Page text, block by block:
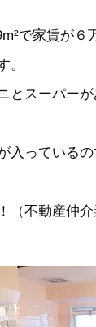
で家賃が６
。
とスーパー
入っている
（不動産仲介